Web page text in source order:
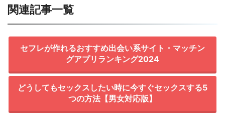
関連記事一覧
セフレが作れるおすすめ出会い系サイト・マッチン
グアプリランキング2024
どうしてもセックスしたい時に今すぐセックスする5
つの方法【男女対応版】